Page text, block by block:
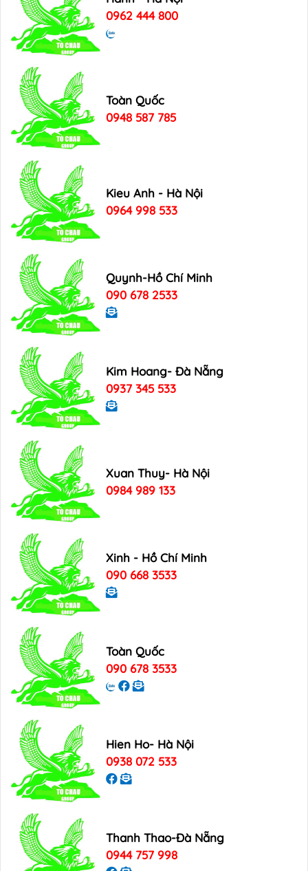
0962 444 800
Toàn Quốc
0948 587 785
Kieu Anh - Hà Nội
0964 998 533
Quynh-Hồ Chí Minh
090 678 2533
Kim Hoang- Đà Nẵng
0937 345 533
Xuan Thuy- Hà Nội
0984 989 133
Xinh - Hồ Chí Minh
090 668 3533
Toàn Quốc
090 678 3533
Hien Ho- Hà Nội
0938 072 533
Thanh Thao-Đà Nẵng
0944 757 998